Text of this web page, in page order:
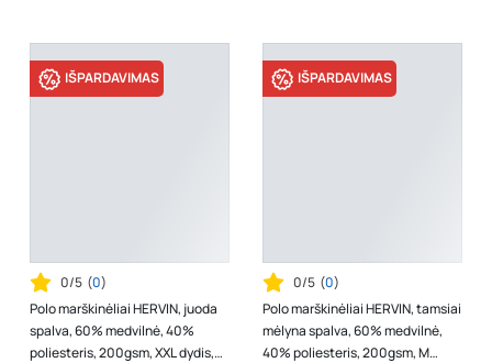
IŠPARDAVIMAS
0/5 (0)
Polo marškinėliai HERVIN, juoda
spalva, 60% medvilnė, 40%
poliesteris, 200gsm, XXL dydis,
IŠPARDAVIMAS
0/5 (0)
Polo marškinėliai HERVIN, tamsiai
mėlyna spalva, 60% medvilnė,
40% poliesteris, 200gsm, M